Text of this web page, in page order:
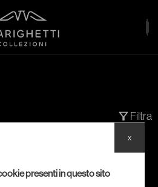
Filtra
presenti in questo sito
x